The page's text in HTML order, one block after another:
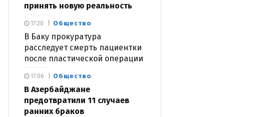
принять новую реальность
Общество
В Баку прокуратура
расследует смерть пациентки
после пластической операции
17:20
Общество
В Азербайджане
предотвратили 11 случаев
ранних браков
17:06